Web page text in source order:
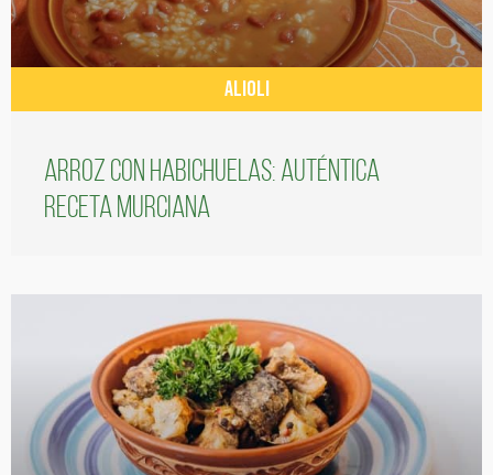
ALIOLI
Arroz con habichuelas: auténtica
receta murciana